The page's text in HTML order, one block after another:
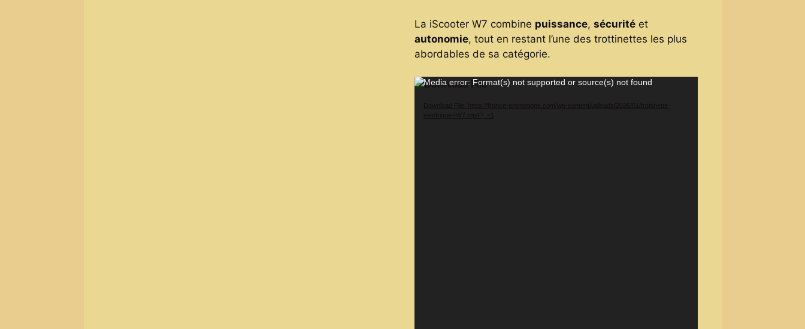
was:
519,00 €.
is:
239,00 €.
La iScooter W7 combine puissance, sécuritéet
autonomie, tout en restant l’une des trottinettes les plus
abordables de sa catégorie.
Video
Media error: Format(s) not supported or source(s) not found